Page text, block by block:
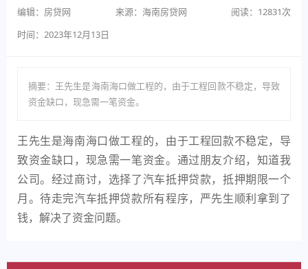
编辑：房贷网 来源：海南房贷网
阅读：12831次
时间：2023年12月13日
摘要：王先生是海南海口做工程的，由于工程回款不稳定，导致
资金缺口，现急需一笔资金。
王先生是海南海口做工程的，由于工程回款不稳定，导
致资金缺口，现急需一笔资金。通过朋友介绍，知道我
公司。经过商讨，选择了汽车抵押贷款，抵押期限一个
月。待走完汽车抵押贷款所有程序，严先生顺利拿到了
钱，解决了资金问题。